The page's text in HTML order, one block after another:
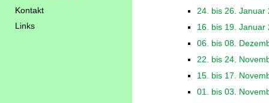
Kontakt
Links
24. bis 26. Januar
16. bis 19. Januar
06. bis 08.
22. bis 24.
15. bis 17.
01. bis 03.